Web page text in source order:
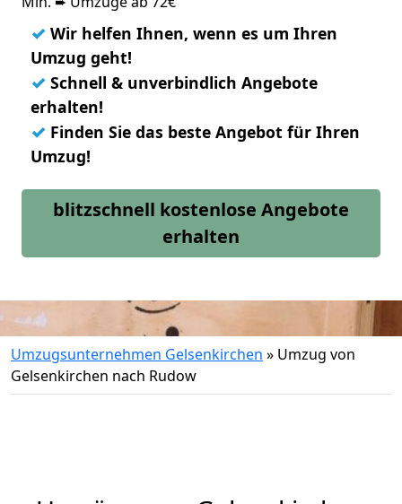
✓ Wir helfen Ihnen, wenn es um Ihren
Umzug geht!
✓ Schnell & unverbindlich Angebote
erhalten!
✓ Finden Sie das beste Angebot für Ihren
Umzug!
blitzschnell kostenlose Angebote
erhalten
Umzugsunternehmen Gelsenkirchen » Umzug von
Gelsenkirchen nach Rudow